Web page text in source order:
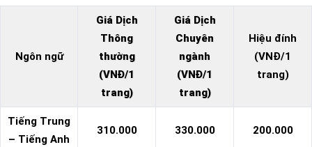
Ngôn ngữ
Giá Dịch
Thông
thường
(VNĐ/1
trang)
Giá Dịch
Chuyên
ngành
(VNĐ/1
trang)
Hiệu đính
(VNĐ/1
trang)
Tiếng Trung
– Tiếng Anh
310.000 330.000 200.000